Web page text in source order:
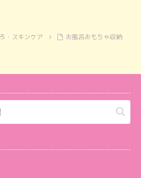
・スキンケア お風呂おもちゃ収納